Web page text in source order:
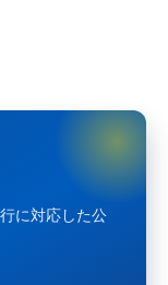
に対応した公